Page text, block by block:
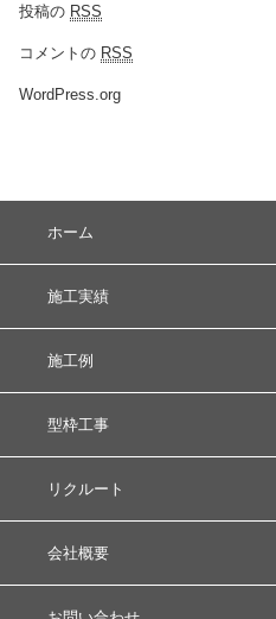
投稿の RSS
コメントの RSS
WordPress.org
ホーム
施工実績
施工例
型枠工事
リクルート
会社概要